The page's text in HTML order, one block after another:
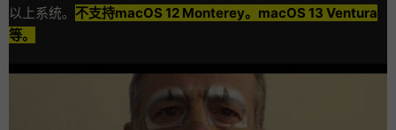
以上系统。 不支持macOS 12 Monterey。macOS 13 Ventura
等。